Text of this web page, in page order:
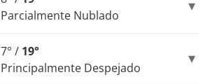
Parcialmente Nublado
7° / 19°
Principalmente Despejado